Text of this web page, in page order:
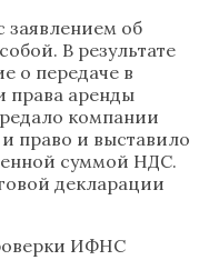
заявлением об
В результате
о передаче в
права аренды
компании
право и выставило
суммой НДС.
декларации
ИФНС